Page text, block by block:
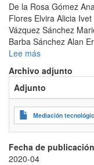
De la Rosa Gómez
Flores Elvira Alicia Ivet
Vázquez Sánchez
Barba Sánchez Alan
Lee más
Mediación
tecnológica
como
herramienta
para
brindar
asesoría
psicológica
Archivo adjunto
Adjunto
Mediación
Fecha de publicación
2020-04